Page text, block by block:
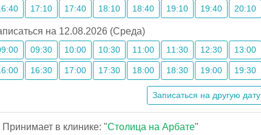
17:10 17:40 18:10 18:40 19:10 19:40 20:10
на 12.08.2026 (Среда)
09:30 10:00 10:30 11:00 11:30 12:30 13:00
16:30 17:00 17:30 18:00 18:30 19:00 19:30
Записаться на другую дату
Принимает в клинике: "Столица на Арбате"